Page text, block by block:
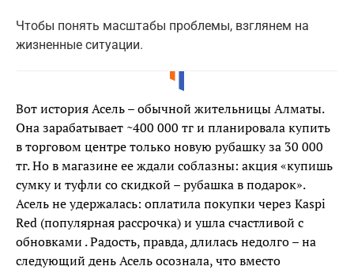
Чтобы понять масштабы проблемы, взглянем на
жизненные ситуации.
Вот история Асель – обычной жительницы Алматы.
Она зарабатывает ~400 000 тг и планировала купить
в торговом центре только новую рубашку за 30 000
тг. Но в магазине ее ждали соблазны: акция «купишь
сумку и туфли со скидкой – рубашка в подарок».
Асель не удержалась: оплатила покупки через Kaspi
Red (популярная рассрочка) и ушла счастливой с
обновками . Радость, правда, длилась недолго – на
следующий день Асель осознала, что вместо